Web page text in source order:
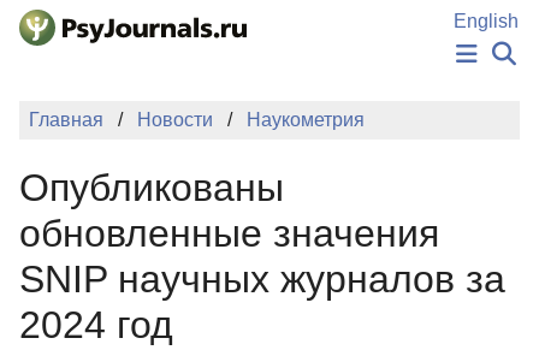
Перейти к основному содержанию
English
НОВОСТИ
ПОДАТЬ РУКОПИСЬ
КЛЮЧЕВЫЕ СЛОВА
Регистрация
Вход
Главная Новости Наукометрия
Опубликованы
обновленные значения
SNIP научных журналов за
2024 год